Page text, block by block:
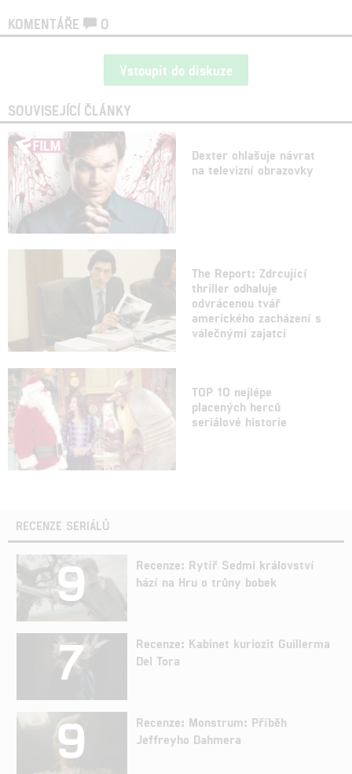
KOMENTÁŘE 0
Vstoupit do diskuze
SOUVISEJÍCÍ ČLÁNKY
Dexter ohlašuje návrat
na televizní obrazovky
The Report: Zdrcující
thriller odhaluje
odvrácenou tvář
amerického zacházení s
válečnými zajatci
TOP 10 nejlépe
placených herců
seriálové historie
RECENZE SERIÁLŮ
9
Recenze: Rytíř Sedmi království
hází na Hru o trůny bobek
7
Recenze: Kabinet kuriozit Guillerma
Del Tora
9
Recenze: Monstrum: Příběh
Jeffreyho Dahmera